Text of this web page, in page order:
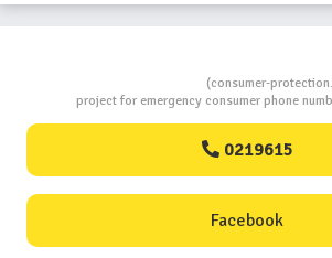
(consumer-
project for emergency consumer phone
0219615
Facebook